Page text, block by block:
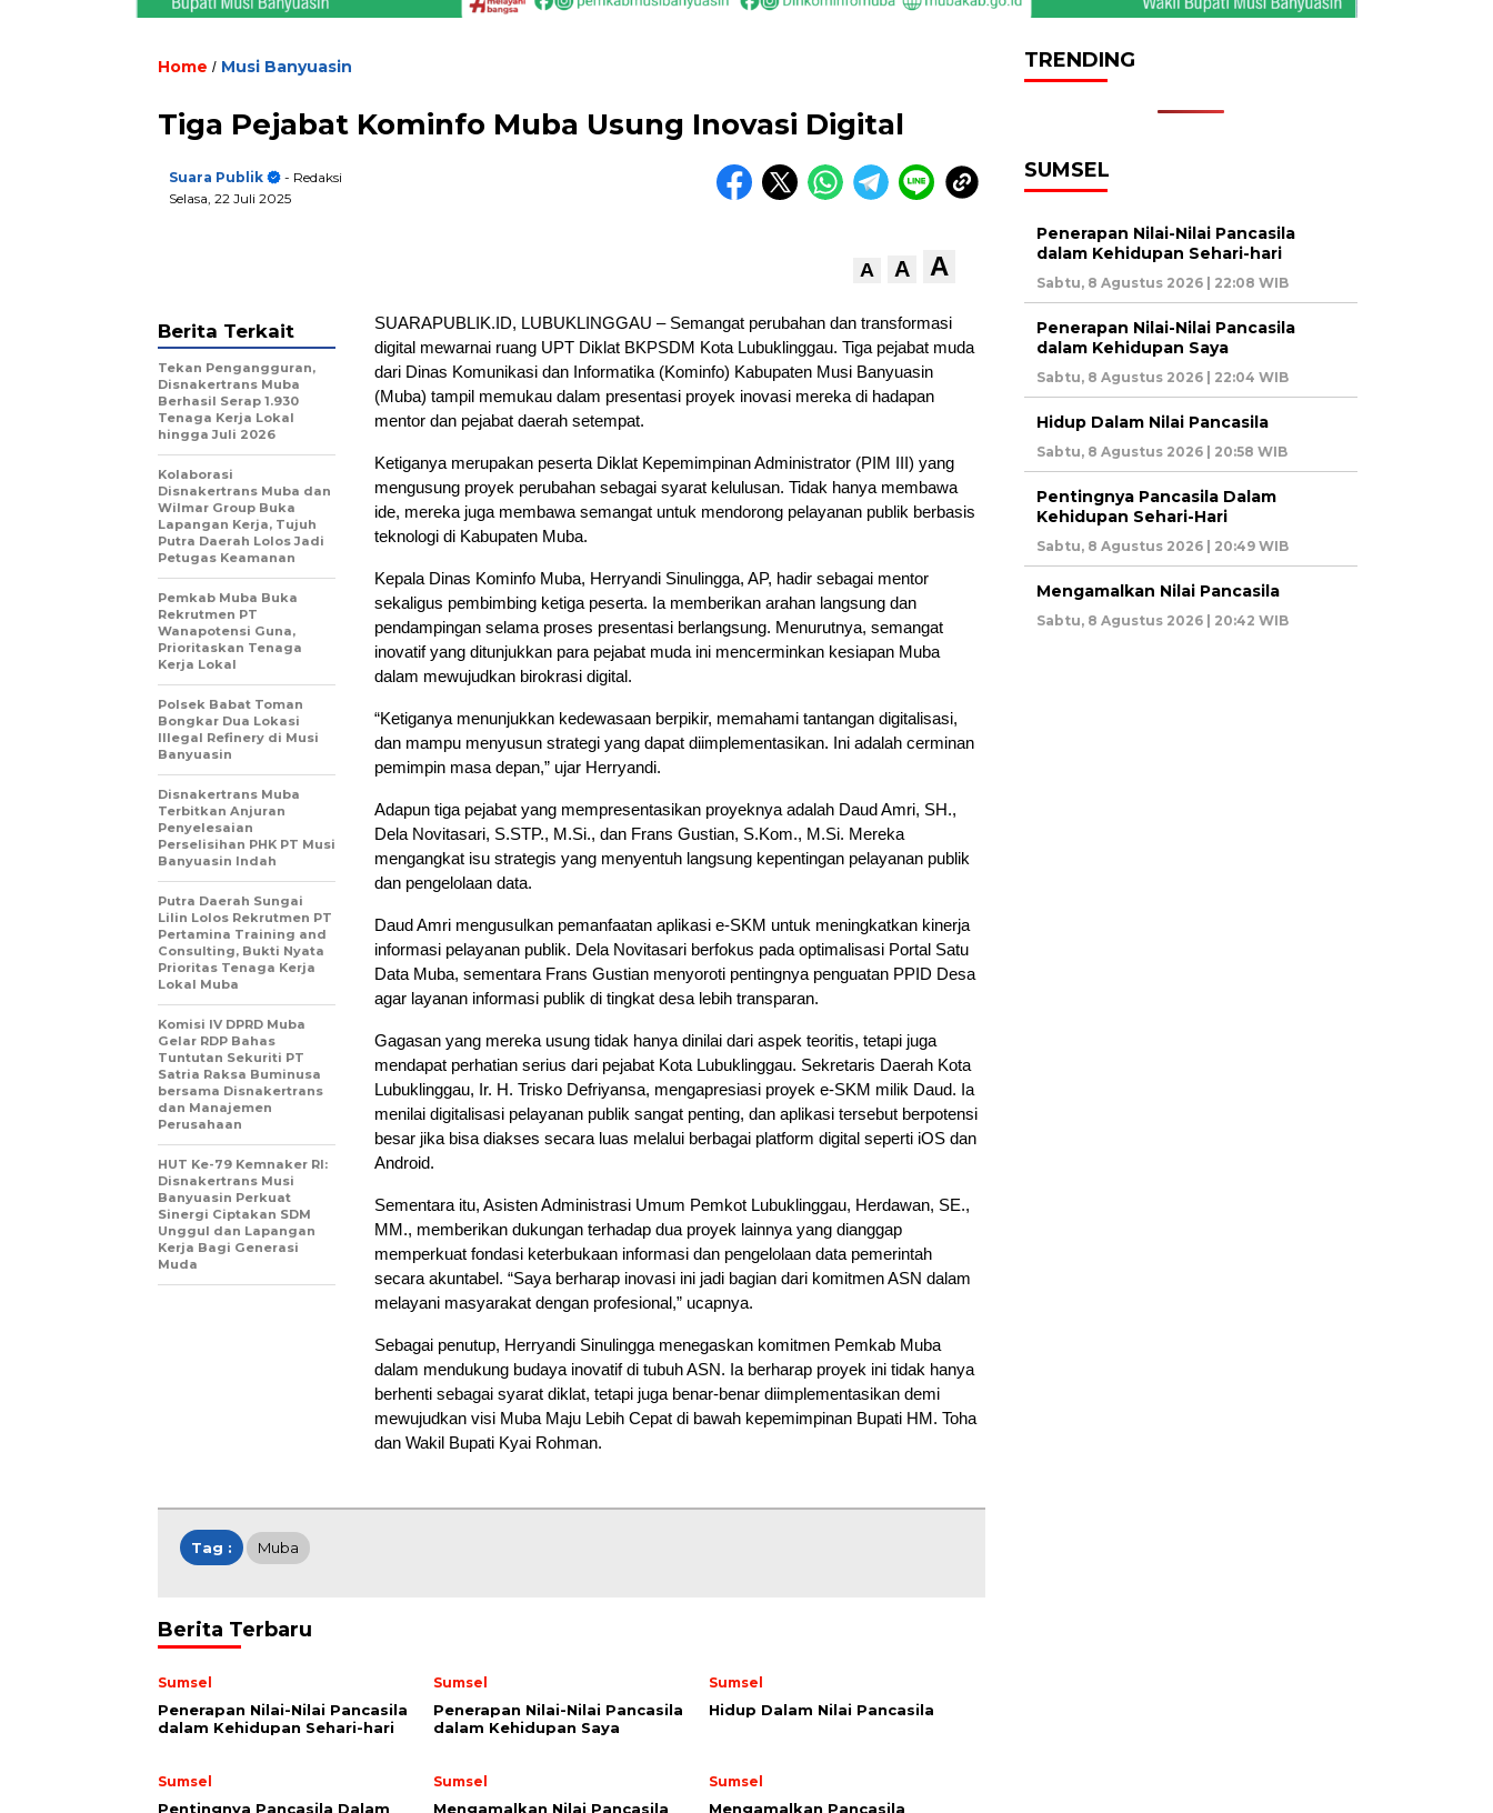
Home / Musi Banyuasin
Tiga Pejabat Kominfo Muba Usung Inovasi Digital
Suara Publik
- Redaksi
Selasa, 22 Juli 2025
A A A
SUARAPUBLIK.ID, LUBUKLINGGAU – Semangat perubahan dan transformasi
digital mewarnai ruang UPT Diklat BKPSDM Kota Lubuklinggau. Tiga pejabat muda
dari Dinas Komunikasi dan Informatika (Kominfo) Kabupaten Musi Banyuasin
(Muba) tampil memukau dalam presentasi proyek inovasi mereka di hadapan
mentor dan pejabat daerah setempat.
Ketiganya merupakan peserta Diklat Kepemimpinan Administrator (PIM III) yang
mengusung proyek perubahan sebagai syarat kelulusan. Tidak hanya membawa
ide, mereka juga membawa semangat untuk mendorong pelayanan publik berbasis
teknologi di Kabupaten Muba.
Kepala Dinas Kominfo Muba, Herryandi Sinulingga, AP, hadir sebagai mentor
sekaligus pembimbing ketiga peserta. Ia memberikan arahan langsung dan
pendampingan selama proses presentasi berlangsung. Menurutnya, semangat
inovatif yang ditunjukkan para pejabat muda ini mencerminkan kesiapan Muba
dalam mewujudkan birokrasi digital.
“Ketiganya menunjukkan kedewasaan berpikir, memahami tantangan digitalisasi,
dan mampu menyusun strategi yang dapat diimplementasikan. Ini adalah cerminan
pemimpin masa depan,” ujar Herryandi.
Adapun tiga pejabat yang mempresentasikan proyeknya adalah Daud Amri, SH.,
Dela Novitasari, S.STP., M.Si., dan Frans Gustian, S.Kom., M.Si. Mereka
mengangkat isu strategis yang menyentuh langsung kepentingan pelayanan publik
dan pengelolaan data.
Daud Amri mengusulkan pemanfaatan aplikasi e-SKM untuk meningkatkan kinerja
informasi pelayanan publik. Dela Novitasari berfokus pada optimalisasi Portal Satu
Data Muba, sementara Frans Gustian menyoroti pentingnya penguatan PPID Desa
agar layanan informasi publik di tingkat desa lebih transparan.
Gagasan yang mereka usung tidak hanya dinilai dari aspek teoritis, tetapi juga
mendapat perhatian serius dari pejabat Kota Lubuklinggau. Sekretaris Daerah Kota
Lubuklinggau, Ir. H. Trisko Defriyansa, mengapresiasi proyek e-SKM milik Daud. Ia
menilai digitalisasi pelayanan publik sangat penting, dan aplikasi tersebut berpotensi
besar jika bisa diakses secara luas melalui berbagai platform digital seperti iOS dan
Android.
Sementara itu, Asisten Administrasi Umum Pemkot Lubuklinggau, Herdawan, SE.,
MM., memberikan dukungan terhadap dua proyek lainnya yang dianggap
memperkuat fondasi keterbukaan informasi dan pengelolaan data pemerintah
secara akuntabel. “Saya berharap inovasi ini jadi bagian dari komitmen ASN dalam
melayani masyarakat dengan profesional,” ucapnya.
Sebagai penutup, Herryandi Sinulingga menegaskan komitmen Pemkab Muba
dalam mendukung budaya inovatif di tubuh ASN. Ia berharap proyek ini tidak hanya
berhenti sebagai syarat diklat, tetapi juga benar-benar diimplementasikan demi
mewujudkan visi Muba Maju Lebih Cepat di bawah kepemimpinan Bupati HM. Toha
dan Wakil Bupati Kyai Rohman.
Berita Terkait
Tekan Pengangguran,
Disnakertrans Muba
Berhasil Serap 1.930
Tenaga Kerja Lokal
hingga Juli 2026
Kolaborasi
Disnakertrans Muba dan
Wilmar Group Buka
Lapangan Kerja, Tujuh
Putra Daerah Lolos Jadi
Petugas Keamanan
Pemkab Muba Buka
Rekrutmen PT
Wanapotensi Guna,
Prioritaskan Tenaga
Kerja Lokal
Polsek Babat Toman
Bongkar Dua Lokasi
Illegal Refinery di Musi
Banyuasin
Disnakertrans Muba
Terbitkan Anjuran
Penyelesaian
Perselisihan PHK PT Musi
Banyuasin Indah
Putra Daerah Sungai
Lilin Lolos Rekrutmen PT
Pertamina Training and
Consulting, Bukti Nyata
Prioritas Tenaga Kerja
Lokal Muba
Komisi IV DPRD Muba
Gelar RDP Bahas
Tuntutan Sekuriti PT
Satria Raksa Buminusa
bersama Disnakertrans
dan Manajemen
Perusahaan
HUT Ke-79 Kemnaker RI:
Disnakertrans Musi
Banyuasin Perkuat
Sinergi Ciptakan SDM
Unggul dan Lapangan
Kerja Bagi Generasi
Muda
Tag : Muba
Berita Terbaru
Sumsel
Penerapan Nilai-Nilai Pancasila
dalam Kehidupan Sehari-hari
Sumsel
Penerapan Nilai-Nilai Pancasila
dalam Kehidupan Saya
Sumsel
Hidup Dalam Nilai Pancasila
Sumsel
Pentingnya Pancasila Dalam
Sumsel
Mengamalkan Nilai Pancasila
Sumsel
Mengamalkan Pancasila
TRENDING
SUMSEL
Penerapan Nilai-Nilai Pancasila
dalam Kehidupan Sehari-hari
Sabtu, 8 Agustus 2026 | 22:08 WIB
Penerapan Nilai-Nilai Pancasila
dalam Kehidupan Saya
Sabtu, 8 Agustus 2026 | 22:04 WIB
Hidup Dalam Nilai Pancasila
Sabtu, 8 Agustus 2026 | 20:58 WIB
Pentingnya Pancasila Dalam
Kehidupan Sehari-Hari
Sabtu, 8 Agustus 2026 | 20:49 WIB
Mengamalkan Nilai Pancasila
Sabtu, 8 Agustus 2026 | 20:42 WIB